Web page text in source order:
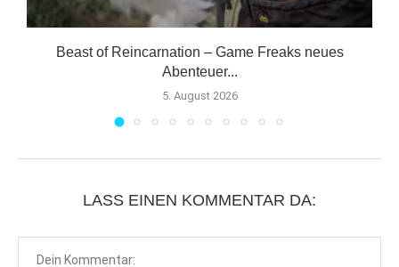
Beast of Reincarnation – Game Freaks neues
Abenteuer...
5. August 2026
LASS EINEN KOMMENTAR DA: